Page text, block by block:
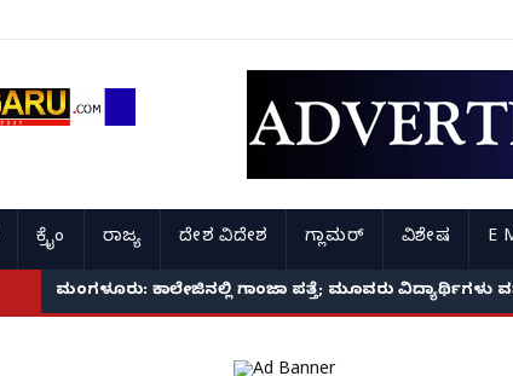
ಕ್ರೈಂ ರಾಜ್ಯ ದೇಶ ವಿದೇಶ ಗ್ಲಾಮರ್ ವಿಶೇಷ E
ಮಂಗಳೂರು: ಕಾಲೇಜಿನಲ್ಲಿ ಗಾಂಜಾ ಪತ್ತೆ; ಮೂವರು ವಿದ್ಯಾರ್ಥಿಗಳು